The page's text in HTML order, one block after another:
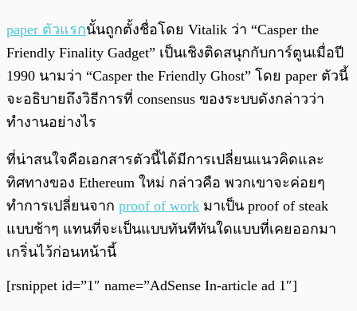
paper ตัวแรกนั้นถูกตั้งชื่อโดย Vitalik ว่า “Casper the
Friendly Finality Gadget” เป็นเชิงติดสนุกกับการ์ตูนเมื่อปี
1990 นามว่า “Casper the Friendly Ghost” โดย paper ตัวนี้
จะอธิบายถึงวิธีการที่ consensus ของระบบดังกล่าวว่า
ทำงานอย่างไร
ที่น่าสนใจคือเอกสารตัวนี้ได้มีการเปลี่ยนแนวคิดและ
ทิศทางของ Ethereum ใหม่ กล่าวคือ พวกเขาจะค่อยๆ
ทำการเปลี่ยนจาก proof of work มาเป็น proof of steak
แบบช้าๆ แทนที่จะเป็นแบบทันทีทันใดแบบที่เคยออกมา
เกริ่นไว้ก่อนหน้านี้
[rsnippet id=”1″ name=”AdSense In-article ad 1″]